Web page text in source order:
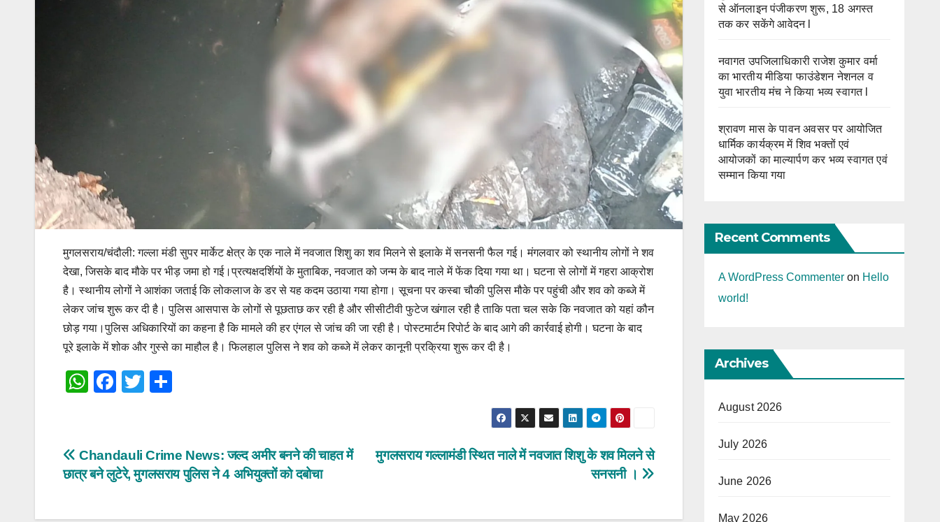
मुगलसराय/चंदौली: गल्ला मंडी सुपर मार्केट क्षेत्र के एक नाले में नवजात शिशु का शव मिलने से इलाके में सनसनी फैल गई। मंगलवार को स्थानीय लोगों ने शव
देखा, जिसके बाद मौके पर भीड़ जमा हो गई।प्रत्यक्षदर्शियों के मुताबिक, नवजात को जन्म के बाद नाले में फेंक दिया गया था। घटना से लोगों में गहरा आक्रोश
है। स्थानीय लोगों ने आशंका जताई कि लोकलाज के डर से यह कदम उठाया गया होगा। सूचना पर कस्बा चौकी पुलिस मौके पर पहुंची और शव को कब्जे में
लेकर जांच शुरू कर दी है। पुलिस आसपास के लोगों से पूछताछ कर रही है और सीसीटीवी फुटेज खंगाल रही है ताकि पता चल सके कि नवजात को यहां कौन
छोड़ गया।पुलिस अधिकारियों का कहना है कि मामले की हर एंगल से जांच की जा रही है। पोस्टमार्टम रिपोर्ट के बाद आगे की कार्रवाई होगी। घटना के बाद
पूरे इलाके में शोक और गुस्से का माहौल है। फिलहाल पुलिस ने शव को कब्जे में लेकर कानूनी प्रक्रिया शुरू कर दी है।
W
s
A
p
F
e
b
o
T
er e
Post
navigation
मुगलसराय गल्लामंडी स्थित नाले में नवजात शिशु के शव मिलने से
सनसनी ।
Chandauli Crime News: जल्द अमीर बनने की चाहत में
छात्र बने लुटेरे, मुगलसराय पुलिस ने 4 अभियुक्तों को दबोचा
से ऑनलाइन पंजीकरण शुरू, 18 अगस्त
तक कर सकेंगे आवेदन l
नवागत उपजिलाधिकारी राजेश कुमार वर्मा
का भारतीय मीडिया फाउंडेशन नेशनल व
युवा भारतीय मंच ने किया भव्य स्वागत l
श्रावण मास के पावन अवसर पर आयोजित
धार्मिक कार्यक्रम में शिव भक्तों एवं
आयोजकों का माल्यार्पण कर भव्य स्वागत एवं
सम्मान किया गया
Recent Comments
A WordPress Commenteron Hello
world!
Archives
August 2026
July 2026
June 2026
May 2026